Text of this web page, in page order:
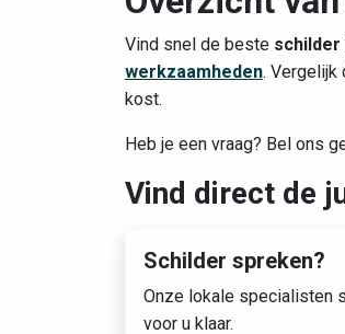
Vind snel de beste schilder
werkzaamheden. Vergelijk
kost.
Heb je een vraag? Bel ons
Vind direct de
Schilder spreken?
Onze lokale specialisten
voor u klaar.